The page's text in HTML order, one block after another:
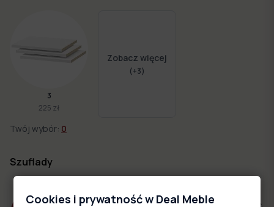
3
225 zł
Zobacz więcej
(+3)
Twój wybór: 0
Szuflady
Cookies i prywatność w Deal Meble